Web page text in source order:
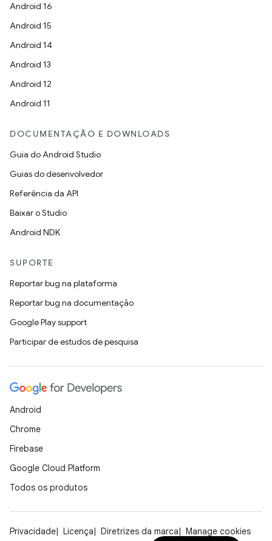
Android 16
Android 15
Android 14
Android 13
Android 12
Android 11
DOCUMENTAÇÃO E DOWNLOADS
Guia do Android Studio
Guias do desenvolvedor
Referência da API
Baixar o Studio
Android NDK
SUPORTE
Reportar bug na plataforma
Reportar bug na documentação
Google Play support
Participar de estudos de pesquisa
Android
Chrome
Firebase
Google Cloud Platform
Todos os produtos
Privacidade Licença Diretrizes da marca Manage cookies